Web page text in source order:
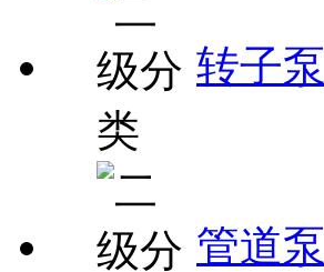
转子泵
管道泵